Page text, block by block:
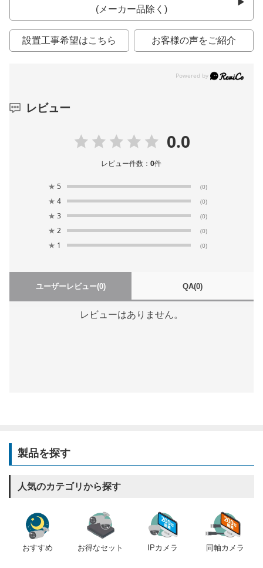
(メーカー品除く)
設置工事希望はこちら お客様の声をご紹介
レビュー
0.0
レビュー件数：0件
★ 5 (0)
★ 4 (0)
★ 3 (0)
★ 2 (0)
★ 1 (0)
ユーザーレビュー(0) QA(0)
レビューはありません。
製品を探す
人気のカテゴリから探す
おすすめ お得なセット IPカメラ 同軸カメラ